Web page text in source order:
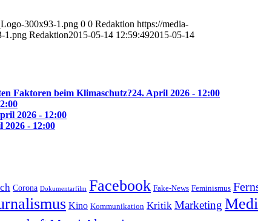
300x93-1.png 0 0 Redaktion https://media-
1.png Redaktion2015-05-14 12:59:492015-05-14
Faktoren beim Klimaschutz?24. April 2026 - 12:00
2026 - 12:00
2026 - 12:00
Corona Dokumentarfilm Facebook Fake-News Feminismus
Kino Kommunikation Kritik Marketing